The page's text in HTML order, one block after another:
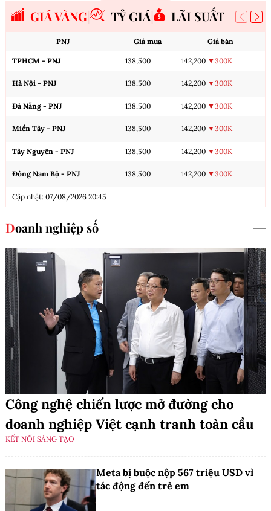
GIÁ VÀNG TỶ GIÁ LÃI SUẤT
PNJ Giá mua Giá bán
TPHCM - PNJ 138,500 142,200 ▼300K
Hà Nội - PNJ 138,500 142,200 ▼300K
Đà Nẵng - PNJ 138,500 142,200 ▼300K
Miền Tây - PNJ 138,500 142,200 ▼300K
Tây Nguyên - PNJ 138,500 142,200 ▼300K
Đông Nam Bộ - PNJ 138,500 142,200 ▼300K
Cập nhật: 07/08/2026 20:45
Doanh nghiệp số
Công nghệ chiến lược mở đường cho
doanh nghiệp Việt cạnh tranh toàn cầu
KẾT NỐI SÁNG TẠO
Meta bị buộc nộp 567 triệu USD vì
tác động đến trẻ em